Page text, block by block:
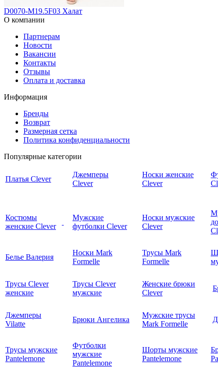
D0070-M19.5F03 Халат
О компании
Партнерам
Новости
Вакансии
Контакты
Отзывы
Оплата и доставка
Информация
Бренды
Возврат
Размерная сетка
Политика конфиденциальности
Популярные категории
Платья Clever
Джемперы
Clever
Носки женские
Clever
Костюмы
женские Clever
Мужские
футболки Clever
Носки мужские
Clever
Белье Валерия
Носки Mark
Formelle
Трусы Mark
Formelle
Трусы Clever
женские
Трусы Clever
мужские
Женские брюки
Clever
Джемперы
Vilatte
Брюки Ангелика
Мужские трусы
Mark Formelle
Трусы мужские
Pantelemone
Футболки
мужские
Pantelemone
Шорты мужские
Pantelemone